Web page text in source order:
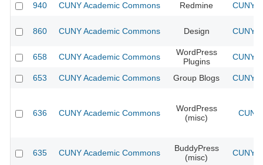
940 CUNY Academic Commons Redmine CUNY
860 CUNY Academic Commons Design CUNY
658 CUNY Academic Commons
WordPress
Plugins
CUNY
653 CUNY Academic Commons Group Blogs CUNY
636 CUNY Academic Commons
WordPress
(misc)
635 CUNY Academic Commons
BuddyPress
(misc)
CUNY